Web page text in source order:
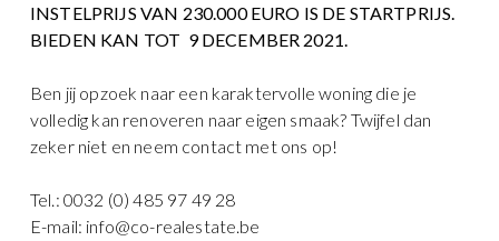
INSTELPRIJS VAN 230.000 EURO IS DE STARTPRIJS.
BIEDEN KAN TOT 9 DECEMBER 2021.
Ben jij opzoek naar een karaktervolle woning die je
volledig kan renoveren naar eigen smaak? Twijfel dan
zeker niet en neem contact met ons op!
Tel.: 0032 (0) 485 97 49 28
E-mail: info@co-realestate.be